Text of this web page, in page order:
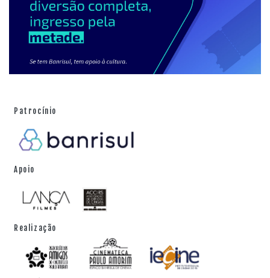
Patrocínio
Apoio
Realização